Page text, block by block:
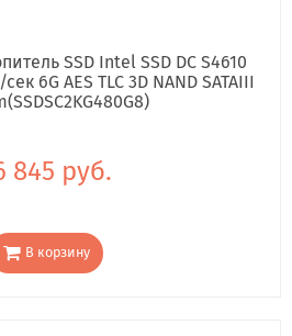
SSD Intel SSD DC S4610
6G AES TLC 3D NAND SATAIII
845 руб.
В корзину